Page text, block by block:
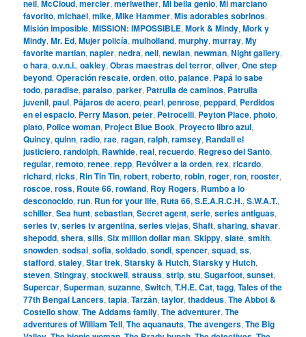
neil,McCloud,mercier,meriwether,Mi bella genio,Mi marciano
favorito,michael,mike,Mike Hammer,Mis adorables sobrinos,
Misión imposible,MISSION: IMPOSSIBLE,Mork & Mindy,Mork y
Mindy,Mr. Ed,Mujer policía,mulholland,murphy,murray,My
favorite martian,napier,nedra,neil,newlan,newman,Night gallery,
o hara,o.v.n.i.,oakley,Obras maestras del terror,oliver,One step
beyond,Operación rescate,orden,otto,palance, Papá lo sabe
todo,paradise,paraiso,parker, Patrulla de caminos, Patrulla
juvenil,paul, Pájaros de acero,pearl,penrose,peppard, Perdidos
en el espacio, Perry Mason,peter, Petrocelli, Peyton Place,photo,
plato, Police woman, Project Blue Book, Proyecto libro azul,
Quincy,quinn,radio,rae,ragan,ralph,ramsey, Randall el
justiciero,randolph, Rawhide,real,recuerdo, Regreso del Santo,
regular,remoto,renee,repp, Revólver a la orden,rex,ricardo,
richard,ricks, Rin Tin Tin,robert,roberto,robin,roger,ron,rooster,
roscoe,ross, Route 66,rowland, Roy Rogers, Rumbo a lo
desconocido,run, Run for your life, Ruta 66,S.E.A.R.C.H.,S.W.A.T.,
schiller,Sea hunt,sebastian,Secret agent,serie,series antiguas,
series tv,series tv argentina,series viejas,Shaft,sharing,shavar,
shepodd,shera,sills,Six million dollar man,Skippy,slate,smith,
snowden,sodsai,sofia,soldado,sondi,spencer,squad,ss,
stafford,staley,Star trek,Starsky & Hutch,Starsky y Hutch,
steven,Stingray,stockwell,strauss,strip,stu,Sugarfoot,sunset,
Supercar,Superman,suzanne,Switch,T.H.E. Cat,tagg,Tales of the
77th Bengal Lancers,tapia,Tarzán,taylor,thaddeus,The Abbot &
Costello show,The Addams family,The adventurer,The
adventures of William Tell,The aquanauts,The avengers,The Big